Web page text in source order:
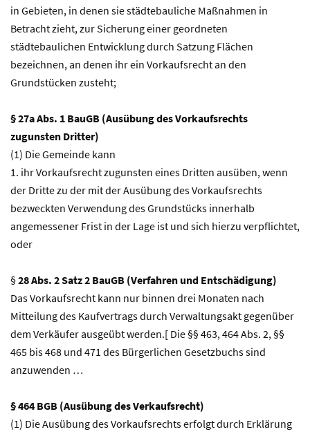
in Gebieten, in denen sie städtebauliche Maßnahmen in
Betracht zieht, zur Sicherung einer geordneten
städtebaulichen Entwicklung durch Satzung Flächen
bezeichnen, an denen ihr ein Vorkaufsrecht an den
Grundstücken zusteht;
§ 27a Abs. 1 BauGB (Ausübung des Vorkaufsrechts
zugunsten Dritter)
(1) Die Gemeinde kann
1. ihr Vorkaufsrecht zugunsten eines Dritten ausüben, wenn
der Dritte zu der mit der Ausübung des Vorkaufsrechts
bezweckten Verwendung des Grundstücks innerhalb
angemessener Frist in der Lage ist und sich hierzu verpflichtet,
oder
§28 Abs. 2 Satz 2 BauGB (Verfahren und Entschädigung)
Das Vorkaufsrecht kann nur binnen drei Monaten nach
Mitteilung des Kaufvertrags durch Verwaltungsakt gegenüber
dem Verkäufer ausgeübt werden.[ Die §§ 463, 464 Abs. 2, §§
465 bis 468 und 471 des Bürgerlichen Gesetzbuchs sind
anzuwenden …
§ 464 BGB (Ausübung des Verkaufsrecht)
(1) Die Ausübung des Vorkaufsrechts erfolgt durch Erklärung